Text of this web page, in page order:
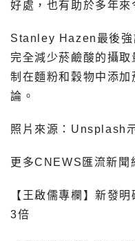
好處，也有助於多年來
Stanley Hazen最後強
完全減少菸鹼酸的攝
制在麵粉和穀物中添
論。
照片來源：Unsplash
更多CNEWS匯流新聞
【王啟儒專欄】新發
3倍